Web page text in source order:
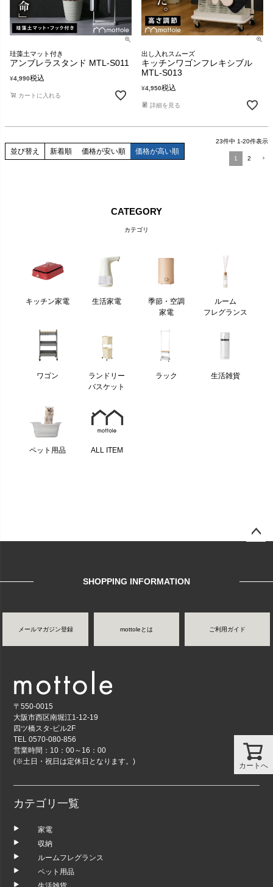
珪藻土マット付き
アンブレラスタンド MTL-S011
¥4,990税込
カートに入れる
出し入れスムーズ
キッチンワゴンフレキシブル
MTL-S013
¥4,950税込
詳細を見る
並び替え 新着順 価格が安い順 価格が高い順
23件中 1-20件表示
1 2
CATEGORY
カテゴリ
キッチン家電 生活家電
季節・空調
家電
ルーム
フレグランス
ワゴン
ランドリー
バスケット
ラック 生活雑貨
ペット用品 ALL ITEM
カートへ
SHOPPING INFORMATION
メールマガジン登録 mottoleとは ご利用ガイド
〒550-0015
大阪市西区南堀江1-12-19
四ツ橋スタ-ビル2F
TEL 0570-080-856
営業時間：10：00～16：00
(※土日・祝日は定休日となります。)
カテゴリ一覧
家電
収納
ルームフレグランス
ペット用品